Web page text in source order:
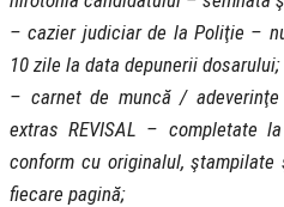
– cazier judiciar de la Poliţie –
10 zile la data depunerii dosarului;
– carnet de muncă /
extras REVISAL – completate
conform cu originalul, ştampilate
fiecare pagină;